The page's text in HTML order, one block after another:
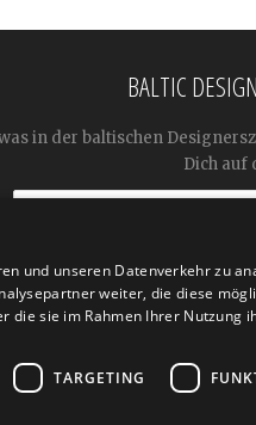
BALTIC
in der baltischen
Dich auf

und unseren Datenverkehr zu
weiter, die diese
sie im Rahmen Ihrer Nutzung
TARGETING